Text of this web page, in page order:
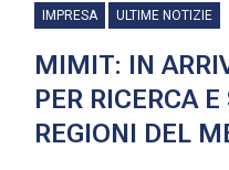
IMPRESA ULTIME NOTIZIE
MIMIT: IN
PER RICERCA
REGIONI DEL